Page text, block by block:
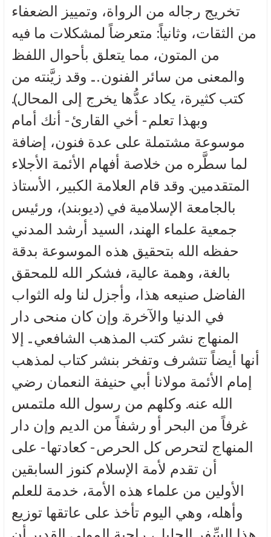
تخريج رجاله من الرواة، وتمييز الضعفاء
من الثقات، وثانياً: متعرضاً لمشكلات ما فيه
من المتون، مما يتعلق بأحوال اللفظ
والمعنى من سائر الفنون... وقد زيَّنته من
كتب كثيرة، يكاد عدُّها يخرج إلى المحال).
وبهذا تعلم - أخي القارئ - أنك أمام
موسوعة مشتملة على عدة فنون، إضافة
لما سطَّره من خلاصة أفهام الأئمة الأجلاء
المتقدمين. وقد قام العلامة الكبير، الأستاذ
بالجامعة الإسلامية في (ديوبند)، ورئيس
جمعية علماء الهند، السيد أرشد المدني
حفظه الله بتحقيق هذه الموسوعة بدقة
بالغة، وهمة عالية، فشكر الله للمحقق
الفاضل صنيعه هذا، وأجزل لنا وله الثواب
في الدنيا والآخرة. وإن كان منحى دار
المنهاج نشر كتب المذهب الشافعي.. إلا
أنها أيضاً تتشرف وتفخر بنشر كتاب لمذهب
إمام الأئمة مولانا أبي حنيفة النعمان رضي
الله عنه. وكلهم من رسول الله ملتمس
غرفاً من البحر أو رشفاً من الديم وإن دار
المنهاج لتحرص كل الحرص - كعادتها - على
أن تقدم لأمة الإسلام كنوز السابقين
الأولين من علماء هذه الأمة، خدمة للعلم
وأهله، وهي اليوم تأخذ على عاتقها توزيع